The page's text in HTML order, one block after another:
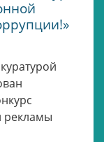
рекламы